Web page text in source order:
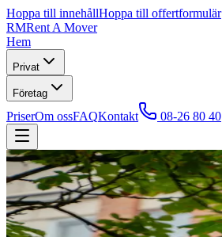
Hoppa till innehållHoppa till offertformulär
RMRent A Mover
Hem
Privat
Företag
PriserOm ossFAQKontakt 08-26 80 40